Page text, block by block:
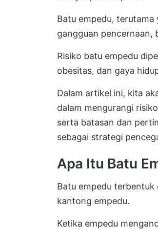
Batu empedu,
gangguan pencernaan,
Risiko batu empedu
obesitas, dan gaya
Dalam artikel ini, kita
dalam mengurangi
serta batasan dan
sebagai strategi
Apa Itu Batu
Batu empedu terbentuk
kantong empedu.
Ketika empedu